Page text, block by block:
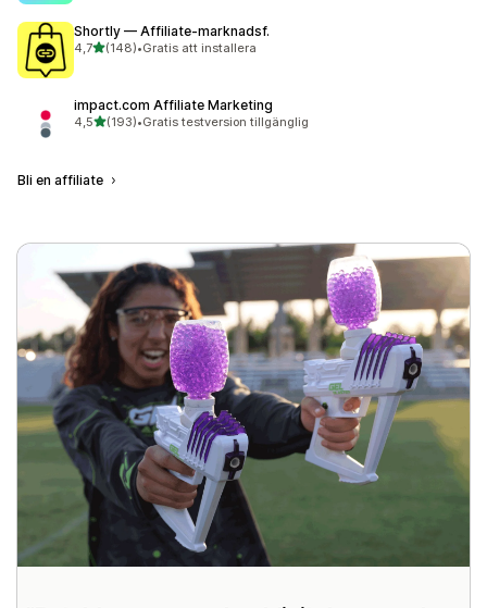
Shortly — Affiliate‑marknadsf.
4,7av 5 stjärnor
(148)
148 recensioner totalt
•Gratis att installera
impact.com Affiliate Marketing
4,5av 5 stjärnor
(193)
193 recensioner totalt
•Gratis testversion tillgänglig
Bli en affiliate